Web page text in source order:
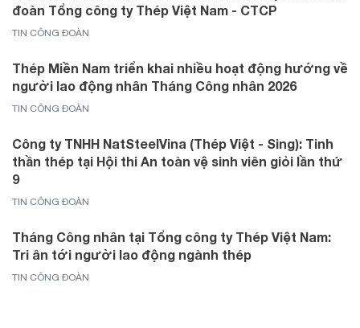
đoàn Tổng công ty Thép Việt Nam - CTCP
TIN CÔNG ĐOÀN
Thép Miền Nam triển khai nhiều hoạt động hướng về
người lao động nhân Tháng Công nhân 2026
TIN CÔNG ĐOÀN
Công ty TNHH NatSteelVina (Thép Việt - Sing): Tinh
thần thép tại Hội thi An toàn vệ sinh viên giỏi lần thứ
9
TIN CÔNG ĐOÀN
Tháng Công nhân tại Tổng công ty Thép Việt Nam:
Tri ân tới người lao động ngành thép
TIN CÔNG ĐOÀN